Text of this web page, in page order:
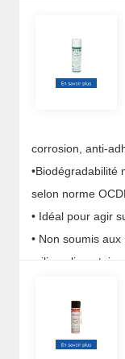
corrosion, anti-
•Biodégradabilité
selon norme
• Idéal pour agir
• Non soumis
milieu alimentaire.